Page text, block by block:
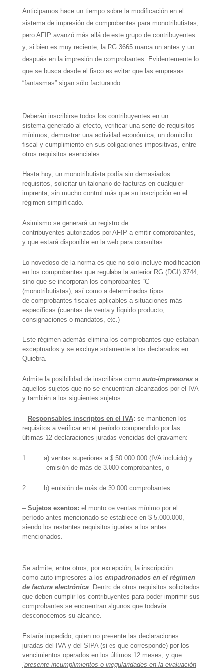
p
m
s
t
Anticipamos hace un tiempo sobre la modificación en el
sistema de impresión de comprobantes para monotributistas,
pero AFIP avanzó más allá de este grupo de contribuyentes
y, si bien es muy reciente, la RG 3665 marca un antes y un
después en la impresión de comprobantes. Evidentemente lo
que se busca desde el fisco es evitar que las empresas
“fantasmas” sigan sólo facturando
Deberán inscribirse todos los contribuyentes en un
sistema generado al efecto, verificar una serie de requisitos
mínimos, demostrar una actividad económica, un domicilio
fiscal y cumplimiento en sus obligaciones impositivas, entre
otros requisitos esenciales.
Hasta hoy, un monotributista podía sin demasiados
requisitos, solicitar un talonario de facturas en cualquier
imprenta, sin mucho control más que su inscripción en el
régimen simplificado.
Asimismo se generará un registro de
contribuyentes autorizados por AFIP a emitir comprobantes,
y que estará disponible en la web para consultas.
Lo novedoso de la norma es que no solo incluye modificación
en los comprobantes que regulaba la anterior RG (DGI) 3744,
sino que se incorporan los comprobantes “C”
(monotributistas), así como a determinados tipos
de comprobantes fiscales aplicables a situaciones más
específicas (cuentas de venta y líquido producto,
consignaciones o mandatos, etc.)
Este régimen además elimina los comprobantes que estaban
exceptuados y se excluye solamente a los declarados en
Quiebra.
Admite la posibilidad de inscribirse como auto-impresoresa
aquellos sujetos que no se encuentran alcanzados por el IVA
y también a los siguientes sujetos:
– Responsables inscriptos en el IVA: se mantienen los
requisitos a verificar en el período comprendido por las
últimas 12 declaraciones juradas vencidas del gravamen:
1.
a) ventas superiores a $ 50.000.000 (IVA incluido) y
emisión de más de 3.000 comprobantes, o
2. b) emisión de más de 30.000 comprobantes.
– Sujetos exentos: el monto de ventas mínimo por el
período antes mencionado se establece en $ 5.000.000,
siendo los restantes requisitos iguales a los antes
mencionados.
Se admite, entre otros, por excepción, la inscripción
como auto-impresores a los empadronados en el régimen
de factura electrónica. Dentro de otros requisitos solicitados
que deben cumplir los contribuyentes para poder imprimir sus
comprobantes se encuentran algunos que todavía
desconocemos su alcance.
Estaría impedido, quien no presente las declaraciones
juradas del IVA y del SIPA (si es que corresponde) por los
vencimientos operados en los últimos 12 meses, y que
“presente incumplimientos o irregularidades en la evaluación